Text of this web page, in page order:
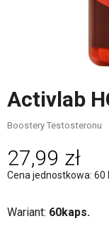
Activlab
Boostery Testosteronu
27,99 zł
Cena jednostkowa: 60
Wariant: 60kaps.